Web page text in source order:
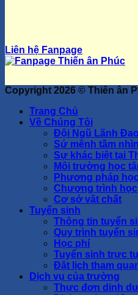
Liên hệ Fanpage
Copyright 2026 © Thiên ân
Trang Chủ
Về Chúng Tôi
Đội Ngũ Lãnh
Sứ mệnh tầm nhìn
Sự khác biệt tại
Môi trường học
Phương pháp
Chương trình học
Cơ sở vật chất
Tuyển sinh
Thông tin tuyển
Quy trình tuyển
Học phí
Tuyển sinh trực
Đặt lịch tham
Dịch vụ của trường
Thực đơn dinh